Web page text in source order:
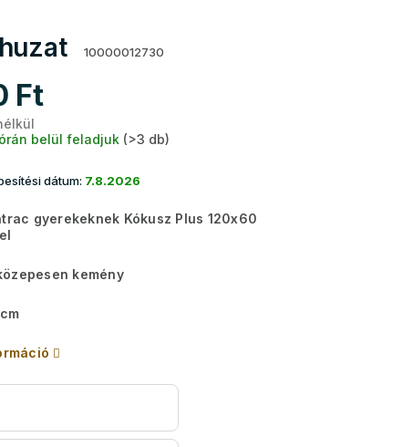
10000012730
Ft
belül feladjuk (>3 db)
dátum: 7.8.2026
gyerekeknek Kókusz Plus 120x60
kemény